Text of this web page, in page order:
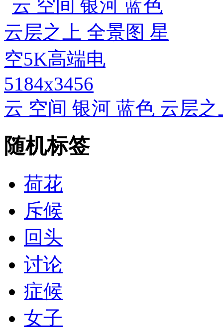
5184x3456
云 空间 银河 蓝色 云层
随机标签
荷花
斥候
回头
讨论
症候
女子